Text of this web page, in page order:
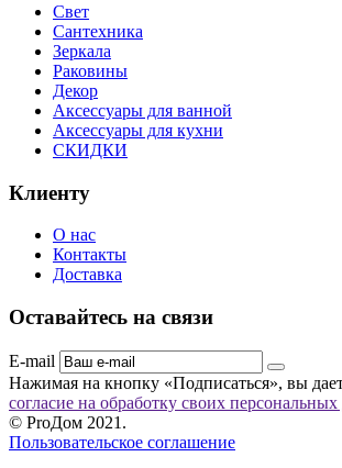
Свет
Сантехника
Зеркала
Раковины
Декор
Аксессуары для ванной
Аксессуары для кухни
СКИДКИ
Клиенту
О нас
Контакты
Доставка
Оставайтесь на связи
E-mail
Нажимая на кнопку «Подписаться», вы
согласие на обработку своих
© ProДом 2021.
Пользовательское соглашение